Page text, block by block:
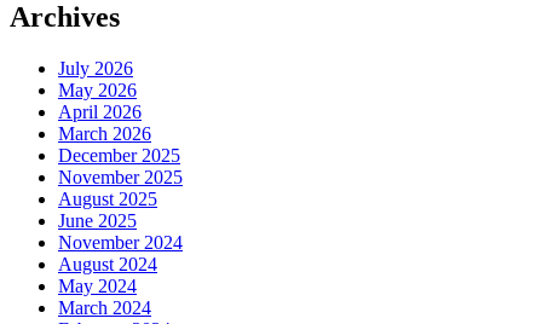
Archives
July 2026
May 2026
April 2026
March 2026
December 2025
November 2025
August 2025
June 2025
November 2024
August 2024
May 2024
March 2024